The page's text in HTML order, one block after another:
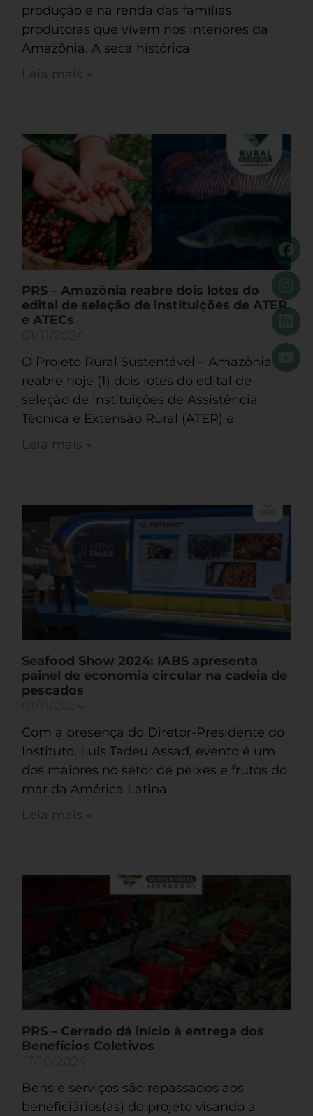
produção e na renda das famílias
produtoras que vivem nos interiores da
Amazônia. A seca histórica
Leia mais »
PRS – Amazônia reabre dois lotes do
edital de seleção de instituições de ATER
e ATECs
O Projeto Rural Sustentável – Amazônia
reabre hoje (1) dois lotes do edital de
seleção de instituições de Assistência
Técnica e Extensão Rural (ATER) e
Leia mais »
Seafood Show 2024: IABS apresenta
painel de economia circular na cadeia de
pescados
Com a presença do Diretor-Presidente do
Instituto, Luís Tadeu Assad, evento é um
dos maiores no setor de peixes e frutos do
mar da América Latina
Leia mais »
PRS – Cerrado dá início à entrega dos
Benefícios Coletivos
Bens e serviços são repassados aos
beneficiários(as) do projeto visando a